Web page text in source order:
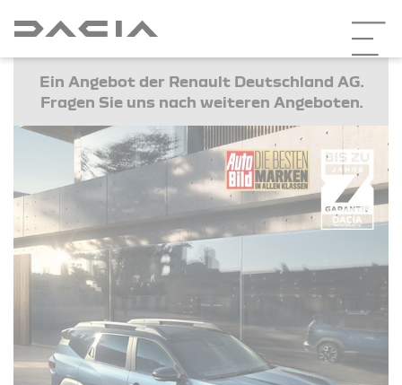
Ein Angebot der Renault Deutschland AG.
Fragen Sie uns nach weiteren Angeboten.